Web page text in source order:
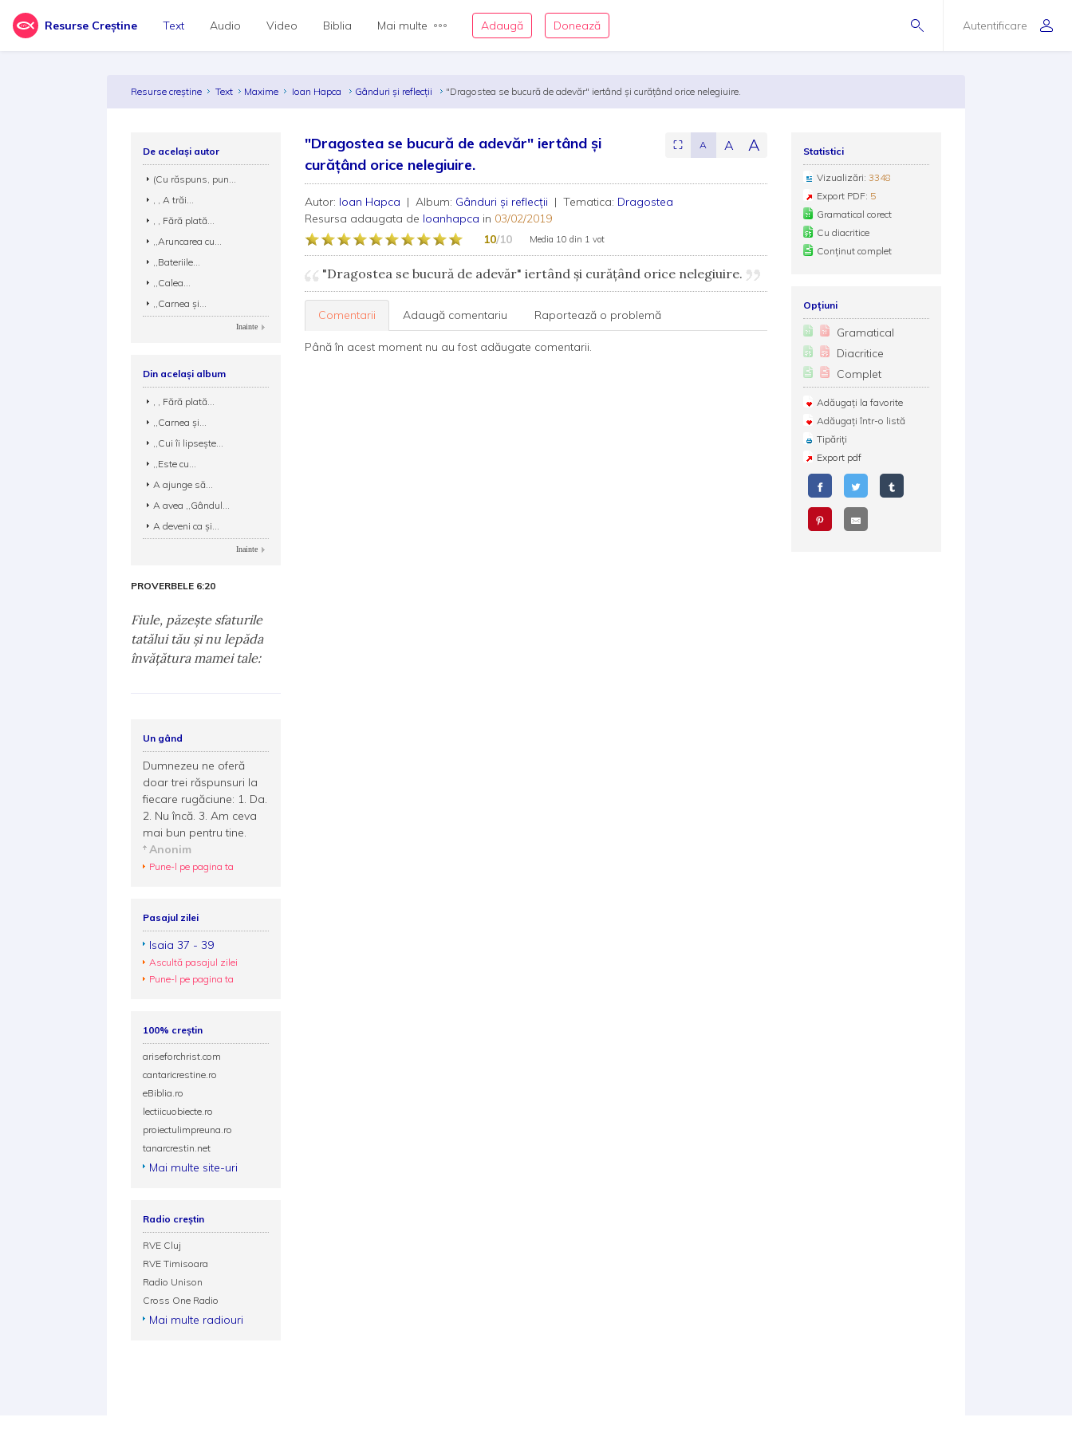
Resurse Creștine Autentificare
Text Audio Video Biblia Mai multe Adaugă Donează
Resurse creștine Text Maxime Ioan Hapca Gânduri și reflecții "Dragostea se bucură de adevăr" iertând și curățând orice nelegiuire.
"Dragostea se bucură de adevăr" iertând și
curățând orice nelegiuire.
⛶ A A A
Autor: Ioan Hapca | Album: Gânduri și reflecții | Tematica: Dragostea
Resursa adaugata de Ioanhapca in 03/02/2019
10/10 Media 10 din 1 vot
"Dragostea se bucură de adevăr" iertând și curățând orice nelegiuire.
Comentarii Adaugă comentariu Raportează o problemă
Până în acest moment nu au fost adăugate comentarii.
Statistici
Vizualizări: 3348
Export PDF: 5
Gramatical corect
Cu diacritice
Conținut complet
Opțiuni
Gramatical
Diacritice
Complet
Adăugați la favorite
Adăugați într-o listă
Tipăriți
Export pdf
De același autor
(Cu răspuns, pun...
, , A trăi...
, , Fără plată...
,,Aruncarea cu...
,,Bateriile...
,,Calea...
,,Carnea și...
Inainte
Din același album
, , Fără plată...
,,Carnea și...
,,Cui îi lipsește...
,,Este cu...
A ajunge să...
A avea ,,Gândul...
A deveni ca și...
Inainte
PROVERBELE 6:20
Fiule, păzeşte sfaturile
tatălui tău şi nu lepăda
învăţătura mamei tale:
Un gând
Dumnezeu ne oferă
doar trei răspunsuri la
fiecare rugăciune: 1. Da.
2. Nu încă. 3. Am ceva
mai bun pentru tine.
Anonim
Pune-l pe pagina ta
Pasajul zilei
Isaia 37 - 39
Ascultă pasajul zilei
Pune-l pe pagina ta
100% creștin
ariseforchrist.com
cantaricrestine.ro
eBiblia.ro
lectiicuobiecte.ro
proiectulimpreuna.ro
tanarcrestin.net
Mai multe site-uri
Radio creștin
RVE Cluj
RVE Timisoara
Radio Unison
Cross One Radio
Mai multe radiouri